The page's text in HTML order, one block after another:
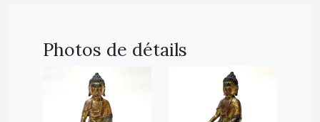
Photos de détails